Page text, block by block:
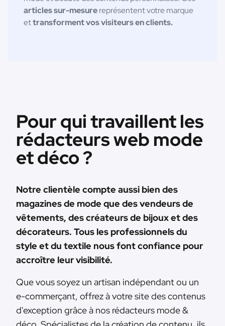
articles sur-mesurereprésentent votre marque
ettransforment vos visiteurs en clients.
Pour qui travaillent les
rédacteurs web mode
et déco ?
Notre clientèle compte aussi bien des
magazines de mode que des vendeurs de
vêtements, des créateurs de bijoux et des
décorateurs. Tous les professionnels du
style et du textile nous font confiance pour
accroître leur visibilité.
Que vous soyez un artisan indépendant ou un
e-commerçant, offrez à votre site des contenus
d'exception grâce à nos rédacteurs mode &